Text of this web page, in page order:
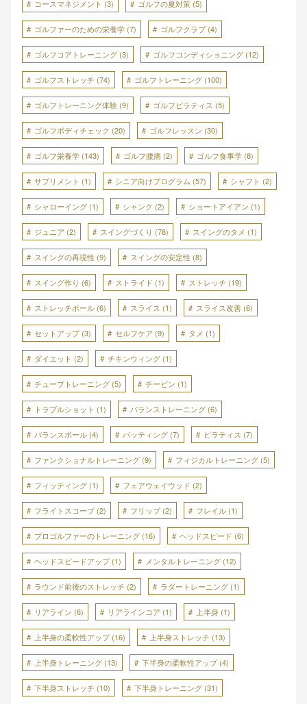
コースマネジメント (3) ゴルフの夏対策 (5)
ゴルファーのための栄養学 (7) ゴルフクラブ (4)
ゴルフコアトレーニング (3) ゴルフコンディショニング (12)
ゴルフストレッチ (74) ゴルフトレーニング (100)
ゴルフトレーニング体験 (9) ゴルフピラティス (5)
ゴルフボディチェック (20) ゴルフレッスン (30)
ゴルフ栄養学 (143) ゴルフ腰痛 (2) ゴルフ食事学 (8)
サプリメント (1) シニア向けプログラム (57) シャフト (2)
シャローイング (1) シャンク (2) ショートアイアン (1)
ジュニア (2) スイングづくり (78) スイングのタメ (1)
スイングの再現性 (9) スイングの安定性 (8)
スイング作り (6) ストライド (1) ストレッチ (19)
ストレッチボール (6) スライス (1) スライス改善 (6)
セットアップ(3) セルフケア (9) タメ (1)
ダイエット (2) チキンウィング (1)
チューブトレーニング (5) チーピン (1)
トラブルショット (1) バランストレーニング (6)
バランスボール (4) パッティング (7) ピラティス (7)
ファンクショナルトレーニング (9) フィジカルトレーニング (5)
フィッティング (1) フェアウェイウッド (2)
フライトスコープ(2) フリップ(2) フレイル (1)
プロゴルファーのトレーニング (16) ヘッドスピード (6)
ヘッドスピードアップ(1) メンタルトレーニング (12)
ラウンド前後のストレッチ (2) ラダートレーニング (1)
リアライン (6) リアラインコア (1) 上半身 (1)
上半身の柔軟性アップ(16) 上半身ストレッチ (13)
上半身トレーニング (13) 下半身の柔軟性アップ(4)
下半身ストレッチ (10) 下半身トレーニング (31)